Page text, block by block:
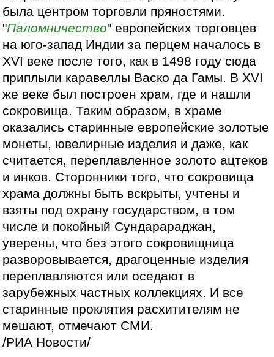
была центром торговли пряностями.
"Паломничество" европейских торговцев
на юго-запад Индии за перцем началось в
XVI веке после того, как в 1498 году сюда
приплыли каравеллы Васко да Гамы. В XVI
же веке был построен храм, где и нашли
сокровища. Таким образом, в храме
оказались старинные европейские золотые
монеты, ювелирные изделия и даже, как
считается, переплавленное золото ацтеков
и инков. Сторонники того, что сокровища
храма должны быть вскрыты, учтены и
взяты под охрану государством, в том
числе и покойный Сундарараджан,
уверены, что без этого сокровищница
разворовывается, драгоценные изделия
переплавляются или оседают в
зарубежных частных коллекциях. И все
старинные проклятия расхитителям не
мешают, отмечают СМИ.
/РИА Новости/